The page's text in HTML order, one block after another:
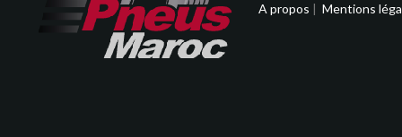
A propos | Mentions